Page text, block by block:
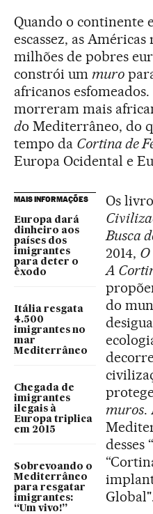
Quando o continente
escassez, as
milhões de pobres
constrói um muro
africanos
morreram mais
do Mediterrâneo, do
tempo da Cortina de
Europa Ocidental e
MAIS INFORMAÇÕES
Europa dará
dinheiro aos
países dos
imigrantes
para deter o
êxodo
Itália resgata
4.500
imigrantes no
mar
Mediterrâneo
Chegada de
imigrantes
ilegais à
Europa triplica
em 2015
Sobrevoando o
Mediterrâneo
para resgatar
imigrantes:
“Um vivo!”
Os
Busca
2014,
A
do
muros.
desses